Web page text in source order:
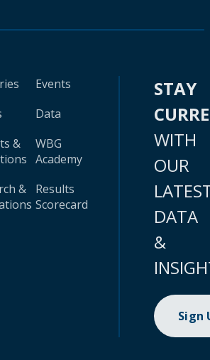
&
&
Events
Data
WBG
Academy
Results
Scorecard
STAY
WITH
OUR
DATA
&
Sign